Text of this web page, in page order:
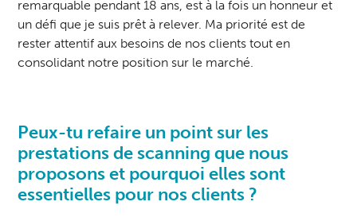
remarquable pendant 18 ans, est à la fois un honneur et
un défi que je suis prêt à relever. Ma priorité est de
rester attentif aux besoins de nos clients tout en
consolidant notre position sur le marché.
Peux-tu refaire un point sur les
prestations de scanning que nous
proposons et pourquoi elles sont
essentielles pour nos clients ?